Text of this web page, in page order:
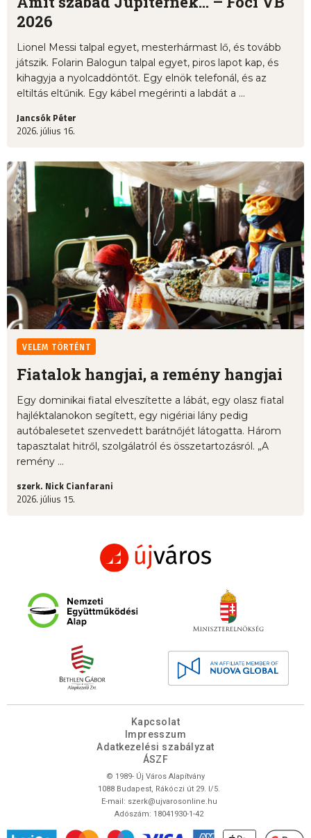
2026
Lionel Messi talpal egyet, mesterhármast lő, és tovább
játszik. Folarin Balogun talpal egyet, piros lapot kap, és
kihagyja a nyolcaddöntőt. Egy elnök telefonál, és az
eltiltás eltűnik. Egy kábel megérinti a labdát a ...
Jancsók Péter
2026. július 16.
VELEM TÖRTÉNT
Fiatalok hangjai, a remény hangjai
Egy dominikai fiatal elveszítette a lábát, egy olasz fiatal
hajléktalanokon segített, egy nigériai lány pedig
autóbalesetet szenvedett barátnőjét látogatta. Három
tapasztalat hitről, szolgálatról és összetartozásról. „A
remény ...
szerk. Nick Cianfarani
2026. július 15.
Kapcsolat
Impresszum
Adatkezelési szabályzat
ÁSZF
© 1989- Új Város Alapítvány
1088 Budapest, Rákóczi út 29. I/5.
E-mail: szerk@ujvarosonline.hu
Adószám: 18041930-1-42